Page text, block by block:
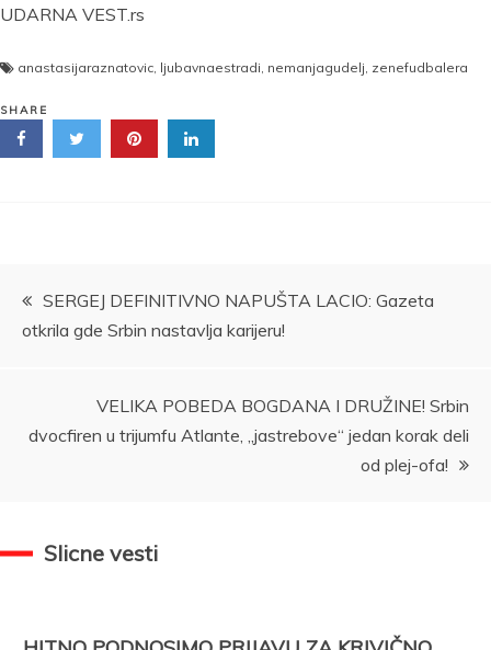
UDARNA VEST.rs
anastasijaraznatovic, ljubavnaestradi, nemanjagudelj, zenefudbalera
SHARE
Kretanje
članka
SERGEJ DEFINITIVNO NAPUŠTA LACIO: Gazeta
otkrila gde Srbin nastavlja karijeru!
VELIKA POBEDA BOGDANA I DRUŽINE! Srbin
dvocfiren u trijumfu Atlante, „jastrebove“ jedan korak deli
od plej-ofa!
Slicne vesti